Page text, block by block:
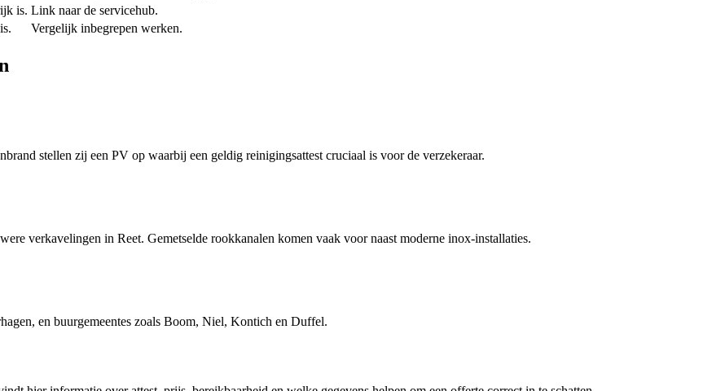
is. Link naar de servicehub.
Vergelijk inbegrepen werken.
stellen zij een PV op waarbij een geldig reinigingsattest cruciaal is voor de verzekeraar.
verkavelingen in Reet. Gemetselde rookkanalen komen vaak voor naast moderne inox-installaties.
en buurgemeentes zoals Boom, Niel, Kontich en Duffel.